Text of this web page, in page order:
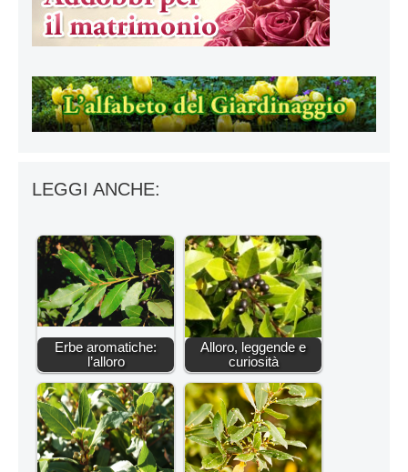
LEGGI ANCHE:
Erbe aromatiche:
l’alloro
Alloro, leggende e
curiosità